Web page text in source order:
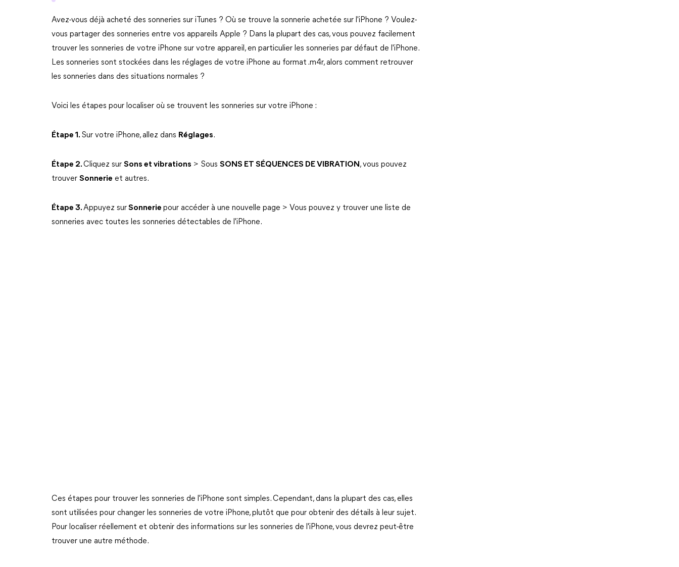
Avez-vous déjà acheté des sonneries sur iTunes ? Où se trouve la sonnerie achetée sur l'iPhone ? Voulez-
vous partager des sonneries entre vos appareils Apple ? Dans la plupart des cas, vous pouvez facilement
trouver les sonneries de votre iPhone sur votre appareil, en particulier les sonneries par défaut de l'iPhone.
Les sonneries sont stockées dans les réglages de votre iPhone au format .m4r, alors comment retrouver
les sonneries dans des situations normales ?
Voici les étapes pour localiser où se trouvent les sonneries sur votre iPhone :
Étape 1. Sur votre iPhone, allez dans Réglages.
Étape 2.Cliquez sur Sons et vibrations > Sous SONS ET SÉQUENCES DE VIBRATION , vous pouvez
trouver Sonnerie et autres.
Étape 3.Appuyez surSonnerie pour accéder à une nouvelle page > Vous pouvez y trouver une liste de
sonneries avec toutes les sonneries détectables de l'iPhone.
Ces étapes pour trouver les sonneries de l'iPhone sont simples. Cependant, dans la plupart des cas, elles
sont utilisées pour changer les sonneries de votre iPhone, plutôt que pour obtenir des détails à leur sujet.
Pour localiser réellement et obtenir des informations sur les sonneries de l'iPhone, vous devrez peut-être
trouver une autre méthode.